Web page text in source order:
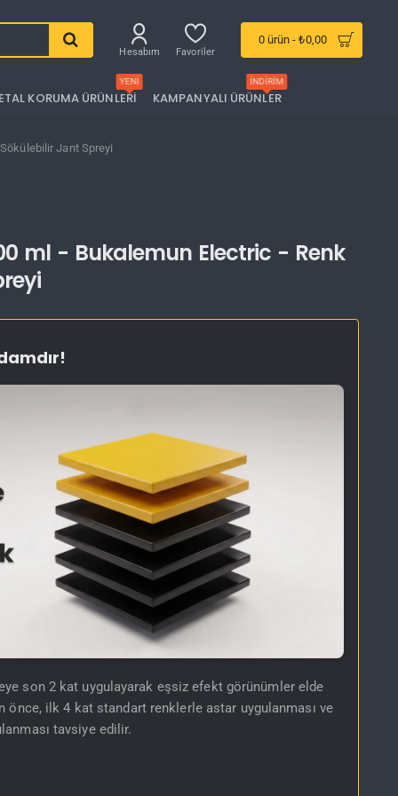
Hesabım Favoriler
0 ürün - ₺0,00
KORUMA ÜRÜNLERI
YENI
KAMPANYALI ÜRÜNLER
İNDIRIM
Jant Spreyi
ml - Bukalemun Electric - Renk
son 2 kat uygulayarak eşsiz efekt görünümler elde
önce, ilk 4 kat standart renklerle astar uygulanması ve
tavsiye edilir.